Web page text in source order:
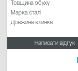
Товщина обуху
Марка сталі
Довжина клинка
Написати відгук